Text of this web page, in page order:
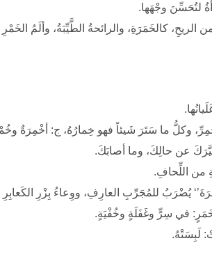
لتُحَسِّنَ وجْهَها.
ما سَتَرَ شَيئاً فهو خِمارُهُ، ج: أخْمِرَةٌ وخُمْرٌ وخُمُرٌ.
عن حالِكَ، وما أصابَكَ.
يُضْرَبُ للمُجَرِّبِ العارِفِ، ووِعاءُ بِزْرِ
في سِرٍّ وغَفَلَةٍ وخُفْيَةٍ.